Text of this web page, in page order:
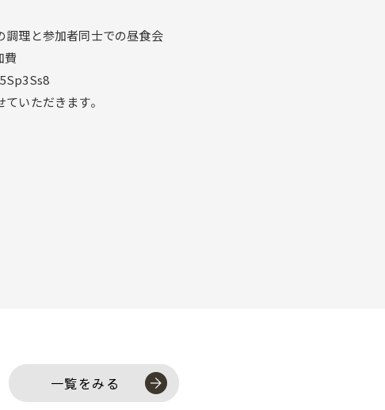
理と参加者同士での昼食会
費
いただきます。
一覧をみる